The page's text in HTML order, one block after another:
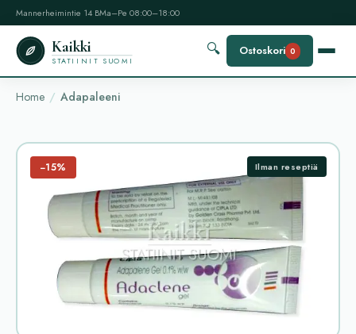
Mannerheimintie 14 BMa–Pe 08:00–18:00
Kaikki
STATIINIT SUOMI
🔍 Ostoskori 0
Home Adapaleeni
−15% Ilman reseptiä